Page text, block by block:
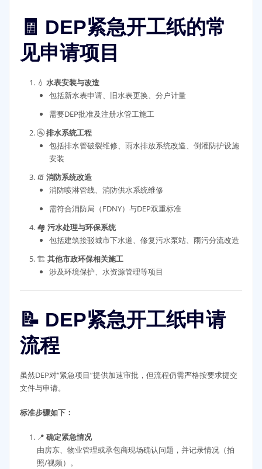
🧾 DEP紧急开工纸的常
见申请项目
💧水表安装与改造
包括新水表申请、旧水表更换、分户计量
需要DEP批准及注册水管工施工
🚰排水系统工程
包括排水管破裂维修、雨水排放系统改造、倒灌防护设施
安装
🧯消防系统改造
消防喷淋管线、消防供水系统维修
需符合消防局（FDNY）与DEP双重标准
🏘️污水处理与环保系统
包括建筑接驳城市下水道、修复污水泵站、雨污分流改造
🏗️其他市政环保相关施工
涉及环境保护、水资源管理等项目
📝 DEP紧急开工纸申请
流程
虽然DEP对“紧急项目”提供加速审批，但流程仍需严格按要求提交
文件与申请。
标准步骤如下：
📍确定紧急情况
由房东、物业管理或承包商现场确认问题，并记录情况（拍
照/视频）。